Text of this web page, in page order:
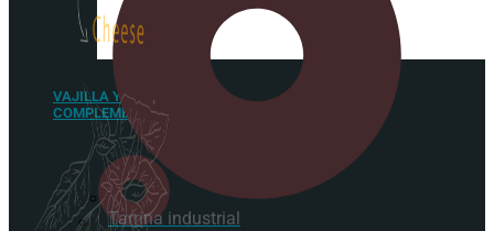
VAJILLA Y
COMPLEMENTOS
Tarrina industrial